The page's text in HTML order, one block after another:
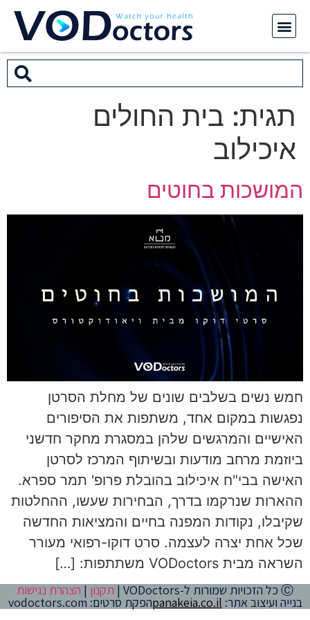
תגית: בית החולים
איכילוב
המושכות בחוטים
חמש נשים בשלבים שונים של מחלת הסרטן
נפגשות במקום אחד, משתפות את הסיפורים
האישיים והמרגשים שלהן במסגרת מחקר חדשני
ביוזמת מרחב מודעות ובשיתוף המרכז לסרטן
האישה בבי"ח איכילוב בהובלת פרופ' תמר ספרא.
ההארות שנרקמו בדרך, הבחירות שעשו, ההחלטות
שקיבלו, נקודות המפנה בחיים והמציאות החדשה
שכל אחת יצרה לעצמה. סרט דוקו-רפואי מעורר
השראה מבית VODoctors משתתפות: […]
Ⓒ כל הזכויות שמורות ל-VODoctors | תקנון | הצהרת נגישות
בנייה ועיצוב אתר: panakeia.co.ilהפקת סרטים: vodoctors.com